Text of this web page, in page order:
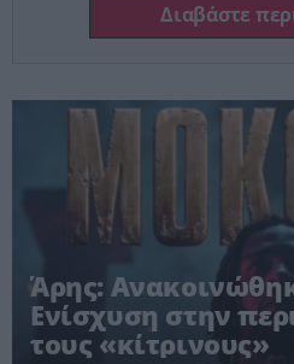
Διαβάστε
Άρης:
Ενίσχυση στην
τους «κίτρινους»